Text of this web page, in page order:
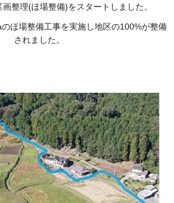
整理(ほ場整備)をスタートしました。
ほ場整備工事を実施し地区の100%が整備
されました。